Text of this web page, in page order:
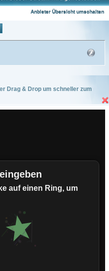
Anbieter Übersicht umschalten
Drag & Drop um schneller zum